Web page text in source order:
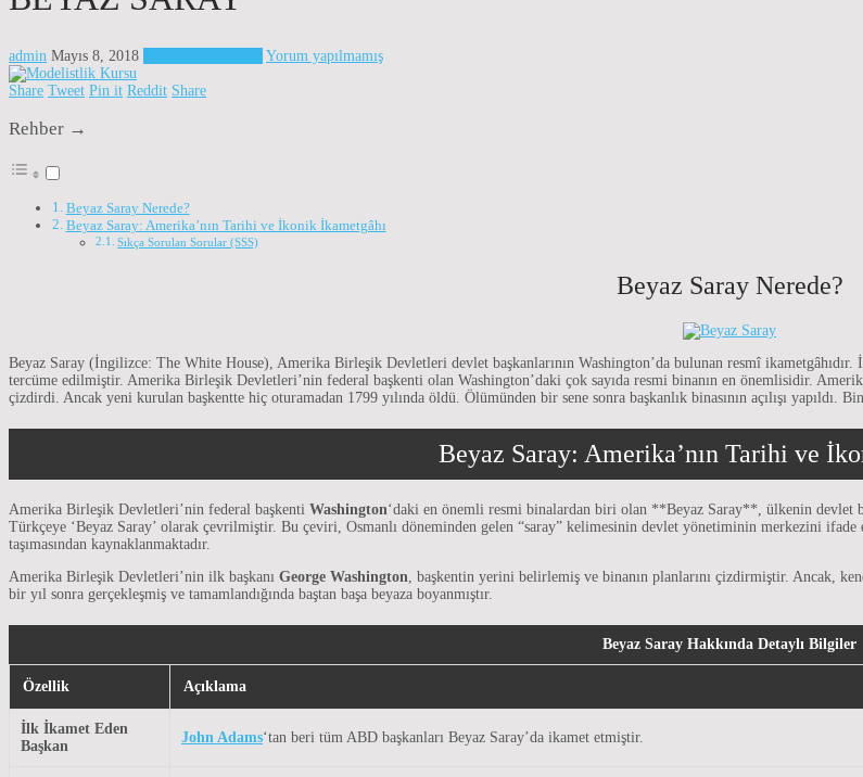
admin Mayıs 8, 2018 Yorum yapılmamış
Share Tweet Pin it Reddit Share
Rehber →
Beyaz Saray Nerede?
Beyaz Saray: Amerika’nın Tarihi ve İkonik İkametgâhı
Sıkça Sorulan Sorular (SSS)
Beyaz Saray Nerede?
Beyaz Saray (İngilizce: The White House), Amerika Birleşik Devletleri devlet başkanlarının Washington’da bulunan resmî ikametgâhıdır.
tercüme edilmiştir. Amerika Birleşik Devletleri’nin federal başkenti olan Washington’daki çok sayıda resmi binanın en önemlisidir.
çizdirdi. Ancak yeni kurulan başkentte hiç oturamadan 1799 yılında öldü. Ölümünden bir sene sonra başkanlık binasının açılışı yapıldı.
Beyaz Saray: Amerika’nın Tarihi ve
Amerika Birleşik Devletleri’nin federal başkenti Washington‘daki en önemli resmi binalardan biri olan **Beyaz Saray**, ülkenin devlet
Türkçeye ‘Beyaz Saray’ olarak çevrilmiştir. Bu çeviri, Osmanlı döneminden gelen “saray” kelimesinin devlet yönetiminin merkezini ifade
taşımasından kaynaklanmaktadır.
Amerika Birleşik Devletleri’nin ilk başkanı George Washington, başkentin yerini belirlemiş ve binanın planlarını çizdirmiştir. Ancak,
bir yıl sonra gerçekleşmiş ve tamamlandığında baştan başa beyaza boyanmıştır.
Beyaz Saray Hakkında Detaylı Bilgiler
Özellik Açıklama
İlk İkamet Eden
Başkan
John Adams‘tan beri tüm ABD başkanları Beyaz Saray’da ikamet etmiştir.